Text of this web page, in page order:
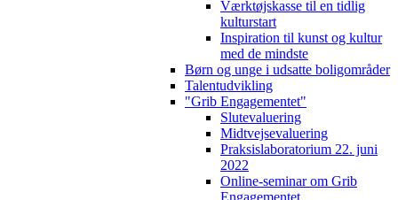
Værktøjskasse til en tidlig
kulturstart
Inspiration til kunst og kultur
med de mindste
Børn og unge i udsatte boligområder
Talentudvikling
"Grib Engagementet"
Slutevaluering
Midtvejsevaluering
Praksislaboratorium 22. juni
2022
Online-seminar om Grib
Engagementet